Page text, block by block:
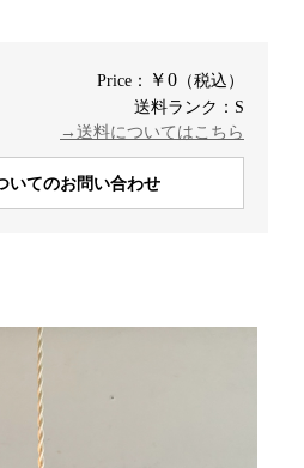
Price： ￥0 （税込）
送料ランク：S
→送料についてはこちら
いてのお問い合わせ